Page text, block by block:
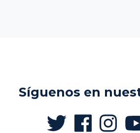
Síguenos en